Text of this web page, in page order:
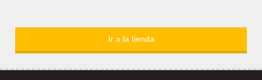
Ir a la tienda